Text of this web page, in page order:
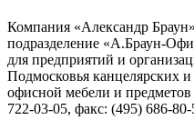
Компания «Александр
подразделение «А.Браун-
для предприятий и
Подмосковья канцелярских
офисной мебели и предметов
722-03-05, факс: (495) 686-80-